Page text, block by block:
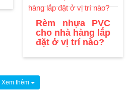
Rèm nhựa PVC
cho nhà hàng lắp
đặt ở vị trí nào?
Xem thêm